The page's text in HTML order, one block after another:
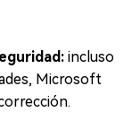
incluso
Microsoft